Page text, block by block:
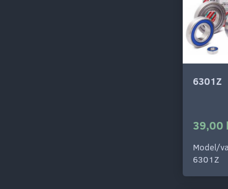
6301Z
39,00
Model/
6301Z